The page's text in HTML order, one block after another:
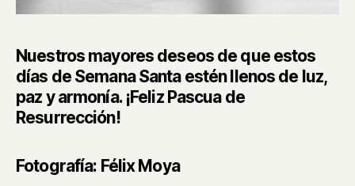
Nuestros mayores deseos de que estos
días de Semana Santa estén llenos de luz,
paz y armonía. ¡Feliz Pascua de
Resurrección!
Fotografía: Félix Moya